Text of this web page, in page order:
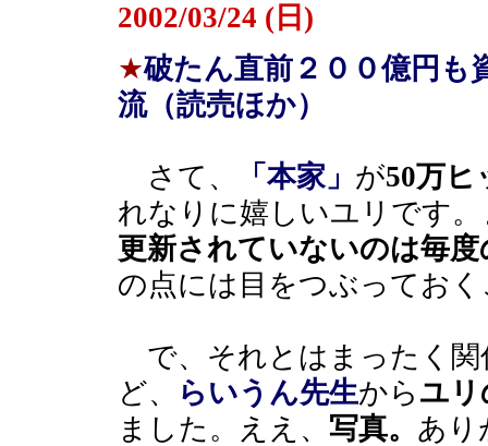
2002/03/24 (日)
★破たん直前２００億円
流（読売ほか）
さて、 「本家」 が50万ヒ
れなりに嬉しいユリです
更新されていないのは毎度
の点には目をつぶってお
で、それとはまったく関
ど、
らいうん先生から ユリ
ました。ええ、 写真。 あり